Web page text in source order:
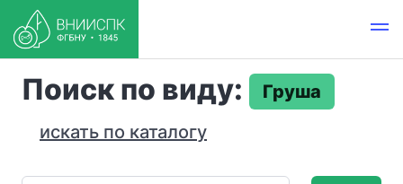
Поиск по виду:
Груша
искать по каталогу